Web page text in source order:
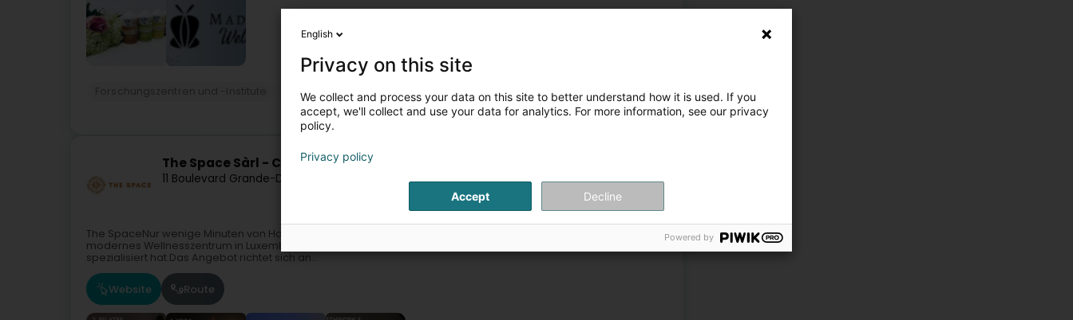
Personalisierte Medizin Nicht gesetzlich geregelte Pflege
Meditation
Wellness Formel
The Space Sàrl - Centre de bien-être
11 Boulevard Grande-Duchesse Charlotte L-1331Luxembourg (Lëtzebuerg)
The SpaceNur wenige Minuten von Hamilius im Herzen von Luxemburg-Stadt entfernt, ist The Space ein
modernes Wellnesszentrum in Luxemburg, das sich auf Bewegung, Regeneration und persönliche Entwicklung
spezialisiert hat.Das Angebot richtet sich an...
Website Route
English
Privacy on this site
We collect and process your data on this site to better understand how it is used. If you
accept, we'll collect and use your data for analytics. For more information, see our privacy
policy.
Privacy policy
Accept Decline
Powered by